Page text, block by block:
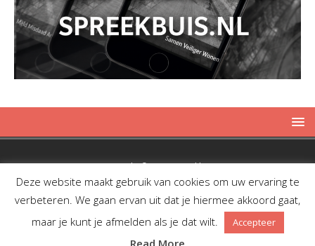
Copyright © 2019 Spreekbuis
Deze website maakt gebruik van cookies om uw ervaring te
verbeteren. We gaan ervan uit dat je hiermee akkoord gaat,
maar je kunt je afmelden als je dat wilt.
Accepteer
Read More